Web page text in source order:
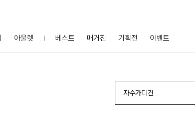
아울렛 베스트 매거진 기획전 이벤트